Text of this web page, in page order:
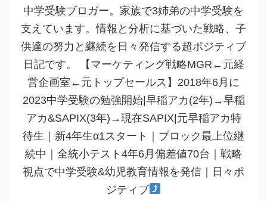
中学受験ブロガー。家族で3姉弟の中学受験を
支えています。情報と分析に基づいた戦略、子
供達の努力と継続を日々発信する超ポジティブ
日記です。 【マーケティング戦略MGR←元経
営企画室←元トップセールス】2018年6月に
2023中学受験の勉強開始|早稲アカ(2年)→早稲
アカ&SAPIX(3年)→現在SAPIX|元早稲アカ特
待生｜新4年生α1スタート｜ブロック最上位継
続中｜全統小テスト4年6月偏差値70台｜戦略
視点で中学受験&幼児教育情報を発信｜日々ポ
ジティブ